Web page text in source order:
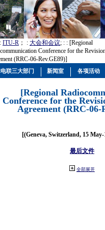
: ITU-R ； : 大会和会议; : : [Regional
Conference for the
(RRC-06-Rev.GE89)]
[Regional
Conference for the
Agreement (RRC-06-
[(Geneva, Switzerland, 15
最后文件
全部展开
电联三大部门 新闻室 各项活动